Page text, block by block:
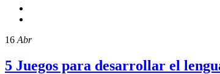
16 Abr
5 Juegos para desarrollar el